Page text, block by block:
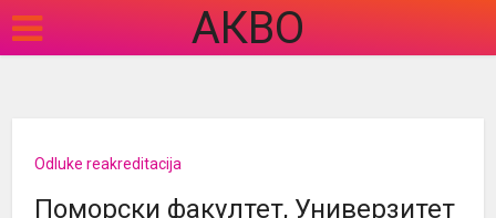
АКВО
Odluke reakreditacija
Поморски факултет, Универзитет